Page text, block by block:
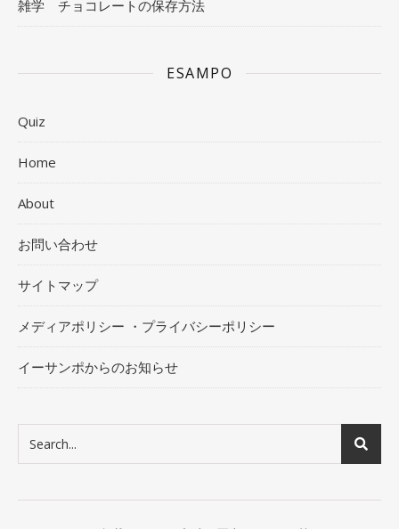
雑学 チョコレートの保存方法
ESAMPO
Quiz
Home
About
お問い合わせ
サイトマップ
メディアポリシー ・プライバシーポリシー
イーサンポからのお知らせ